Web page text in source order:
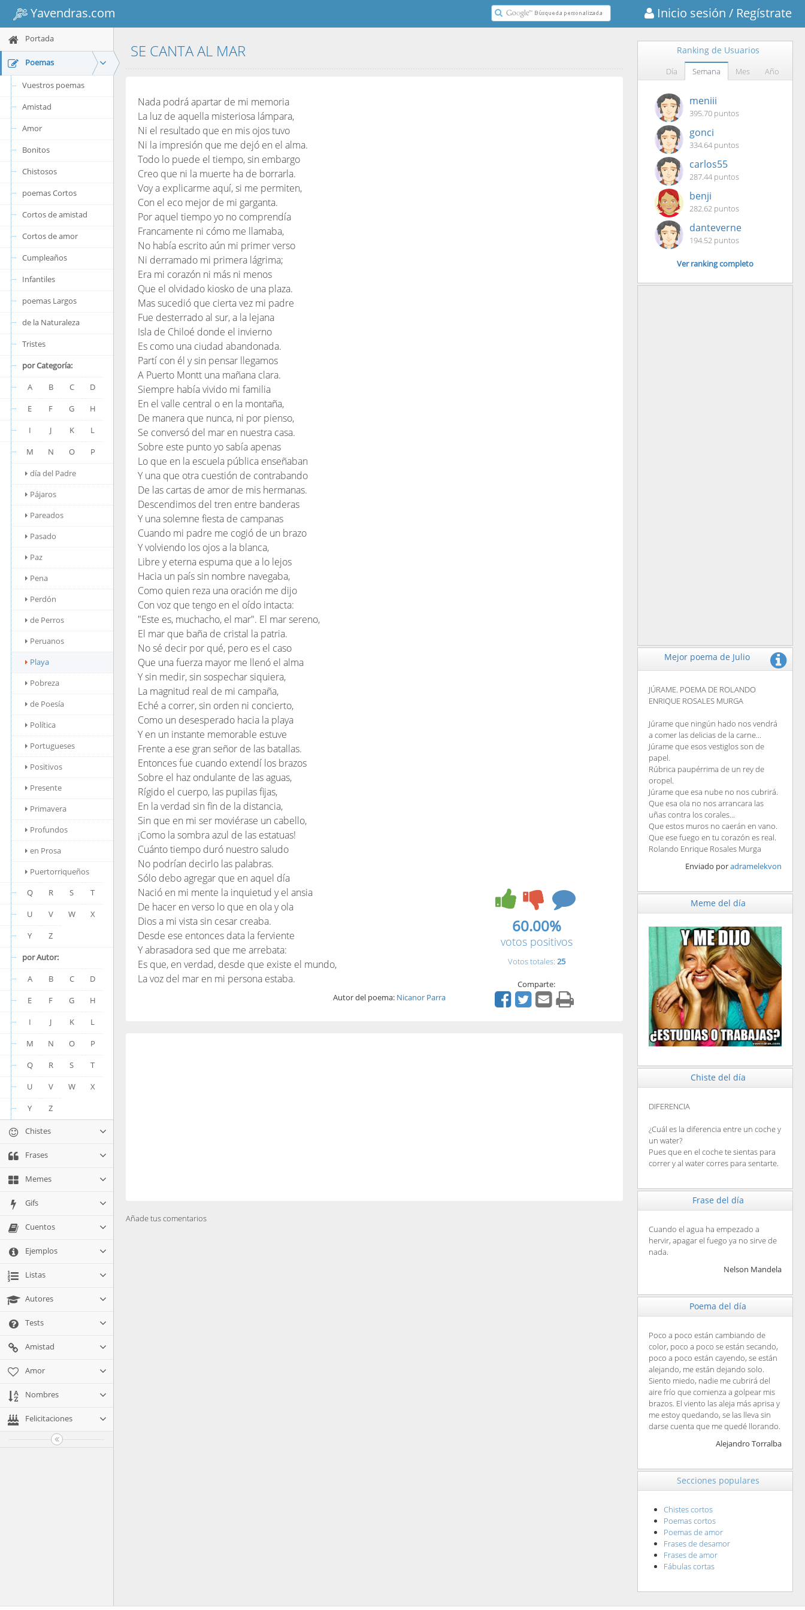
Yavendras.com Inicio sesión / Regístrate
Portada
Poemas
Vuestros poemas
Amistad
Amor
Bonitos
Chistosos
poemas Cortos
Cortos de amistad
Cortos de amor
Cumpleaños
Infantiles
poemas Largos
de la Naturaleza
Tristes
por Categoría:
A
B C
D
E
F G
H
I
J K
L
M
N O
P
día del Padre
Pájaros
Pareados
Pasado
Paz
Pena
Perdón
de Perros
Peruanos
Playa
Pobreza
de Poesía
Política
Portugueses
Positivos
Presente
Primavera
Profundos
en Prosa
Puertorriqueños
Q
R S
T
U
V W
X
Y
Z
por Autor:
A
B C
D
E
F G
H
I
J K
L
M
N O
P
Q
R S
T
U
V W
X
Y
Z
Chistes
Frases
Memes
Gifs
Cuentos
Ejemplos
Listas
Autores
Tests
Amistad
Amor
Nombres
Felicitaciones
SE CANTA AL MAR
Nada podrá apartar de mi memoria
La luz de aquella misteriosa lámpara,
Ni el resultado que en mis ojos tuvo
Ni la impresión que me dejó en el alma.
Todo lo puede el tiempo, sin embargo
Creo que ni la muerte ha de borrarla.
Voy a explicarme aquí, si me permiten,
Con el eco mejor de mi garganta.
Por aquel tiempo yo no comprendía
Francamente ni cómo me llamaba,
No había escrito aún mi primer verso
Ni derramado mi primera lágrima;
Era mi corazón ni más ni menos
Que el olvidado kiosko de una plaza.
Mas sucedió que cierta vez mi padre
Fue desterrado al sur, a la lejana
Isla de Chiloé donde el invierno
Es como una ciudad abandonada.
Partí con él y sin pensar llegamos
A Puerto Montt una mañana clara.
Siempre había vivido mi familia
En el valle central o en la montaña,
De manera que nunca, ni por pienso,
Se conversó del mar en nuestra casa.
Sobre este punto yo sabía apenas
Lo que en la escuela pública enseñaban
Y una que otra cuestión de contrabando
De las cartas de amor de mis hermanas.
Descendimos del tren entre banderas
Y una solemne fiesta de campanas
Cuando mi padre me cogió de un brazo
Y volviendo los ojos a la blanca,
Libre y eterna espuma que a lo lejos
Hacia un país sin nombre navegaba,
Como quien reza una oración me dijo
Con voz que tengo en el oído intacta:
"Este es, muchacho, el mar". El mar sereno,
El mar que baña de cristal la patria.
No sé decir por qué, pero es el caso
Que una fuerza mayor me llenó el alma
Y sin medir, sin sospechar siquiera,
La magnitud real de mi campaña,
Eché a correr, sin orden ni concierto,
Como un desesperado hacia la playa
Y en un instante memorable estuve
Frente a ese gran señor de las batallas.
Entonces fue cuando extendí los brazos
Sobre el haz ondulante de las aguas,
Rígido el cuerpo, las pupilas fijas,
En la verdad sin fin de la distancia,
Sin que en mi ser moviérase un cabello,
¡Como la sombra azul de las estatuas!
Cuánto tiempo duró nuestro saludo
No podrían decirlo las palabras.
Sólo debo agregar que en aquel día
Nació en mi mente la inquietud y el ansia
De hacer en verso lo que en ola y ola
Dios a mi vista sin cesar creaba.
Desde ese entonces data la ferviente
Y abrasadora sed que me arrebata:
Es que, en verdad, desde que existe el mundo,
La voz del mar en mi persona estaba.
Autor del poema: Nicanor Parra
60.00%
votos positivos
Votos totales: 25
Comparte:
Añade tus comentarios
Ranking de Usuarios
Día Semana Mes Año
meniii
395.70 puntos
gonci
334.64 puntos
carlos55
287.44 puntos
benji
282.62 puntos
danteverne
194.52 puntos
Ver ranking completo
Mejor poema de Julio
JÚRAME. POEMA DE ROLANDO
ENRIQUE ROSALES MURGA
Júrame que ningún hado nos vendrá
a comer las delicias de la carne...
Júrame que esos vestiglos son de
papel.
Rúbrica paupérrima de un rey de
oropel.
Júrame que esa nube no nos cubrirá.
Que esa ola no nos arrancara las
uñas contra los corales...
Que estos muros no caerán en vano.
Que ese fuego en tu corazón es real.
Rolando Enrique Rosales Murga
Enviado poradramelekvon
Meme del día
Chiste del día
DIFERENCIA
¿Cuál es la diferencia entre un coche y
un water?
Pues que en el coche te sientas para
correr y al water corres para sentarte.
Frase del día
Cuando el agua ha empezado a
hervir, apagar el fuego ya no sirve de
nada.
Nelson Mandela
Poema del día
Poco a poco están cambiando de
color, poco a poco se están secando,
poco a poco están cayendo, se están
alejando, me están dejando solo.
Siento miedo, nadie me cubrirá del
aire frío que comienza a golpear mis
brazos. El viento las aleja más aprisa y
me estoy quedando, se las lleva sin
darse cuenta que me quedé llorando.
Alejandro Torralba
Secciones populares
Chistes cortos
Poemas cortos
Poemas de amor
Frases de desamor
Frases de amor
Fábulas cortas